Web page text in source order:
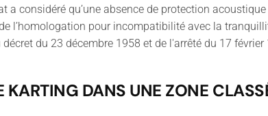
a considéré qu’une absence de protection
l’homologation pour incompatibilité avec la
du 23 décembre 1958 et de l'arrêté du 17
DANS UNE ZONE